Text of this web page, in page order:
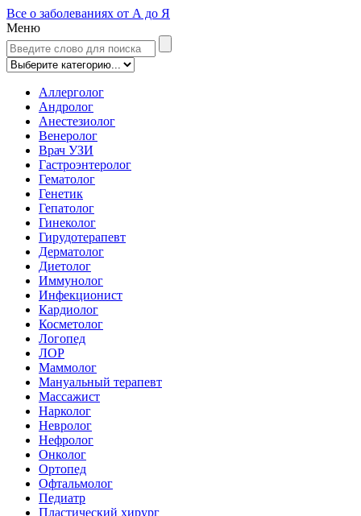
Все о заболеваниях от А до Я
Меню
Аллерголог
Андролог
Анестезиолог
Венеролог
Врач УЗИ
Гастроэнтеролог
Гематолог
Генетик
Гепатолог
Гинеколог
Гирудотерапевт
Дерматолог
Диетолог
Иммунолог
Инфекционист
Кардиолог
Косметолог
Логопед
ЛОР
Маммолог
Мануальный терапевт
Массажист
Нарколог
Невролог
Нефролог
Онколог
Ортопед
Офтальмолог
Педиатр
Пластический хирург